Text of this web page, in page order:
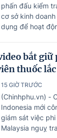
phấn đấu kiểm
cơ sở kinh
dụng để hoạt
bắt giữ
thuốc lắc
15 GIỜ TRƯỚC
(Chinhphu.vn) -
Indonesia mới
giám sát việc
Malaysia nguỵ